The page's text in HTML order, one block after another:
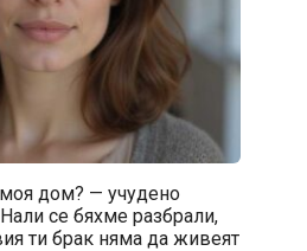
дом? — учудено
се бяхме разбрали,
ти брак няма да живеят